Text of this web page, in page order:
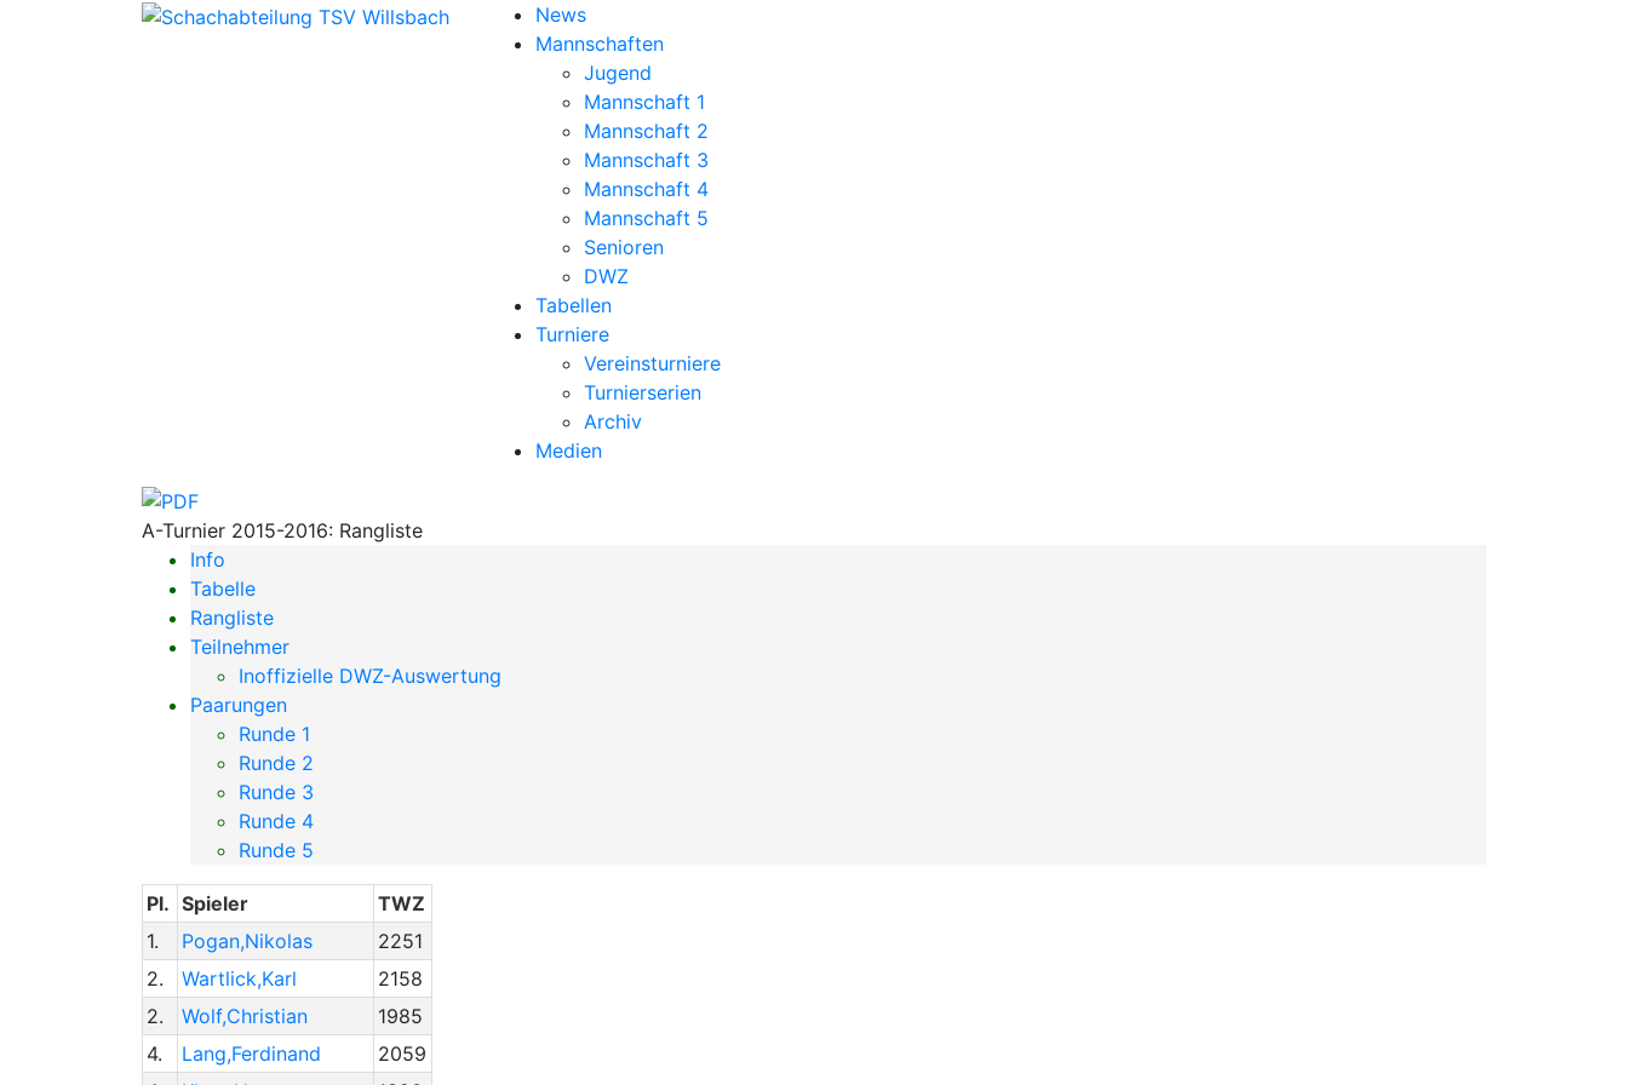
News
Mannschaften
Jugend
Mannschaft 1
Mannschaft 2
Mannschaft 3
Mannschaft 4
Mannschaft 5
Senioren
DWZ
Tabellen
Turniere
Vereinsturniere
Turnierserien
Archiv
Medien
A-Turnier 2015-2016: Rangliste
Info
Tabelle
Rangliste
Teilnehmer
Inoffizielle DWZ-Auswertung
Paarungen
Runde 1
Runde 2
Runde 3
Runde 4
Runde 5
Pl. Spieler
TWZ
1.
Pogan,Nikolas
2251
2.
Wartlick,Karl
2158
2.
Wolf,Christian
1985
4.
Lang,Ferdinand
2059